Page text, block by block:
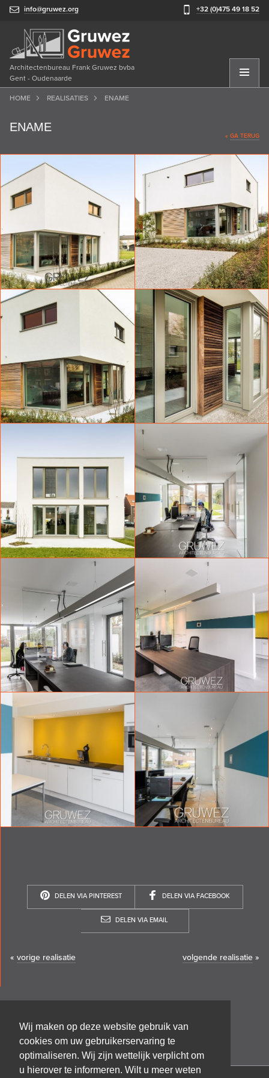
Wij maken op deze website gebruik van
cookies om uw gebruikerservaring te
optimaliseren. Wij zijn wettelijk verplicht om
u hierover te informeren. Wilt u meer weten
info@gruwez.org +32 (0)475 49 18 52
Architectenbureau Frank Gruwez bvba
Gent - Oudenaarde
HOME REALISATIES ENAME
ENAME
« GA TERUG
DELEN VIA PINTEREST DELEN VIA FACEBOOK
DELEN VIA EMAIL
« vorige realisatie volgende realisatie »